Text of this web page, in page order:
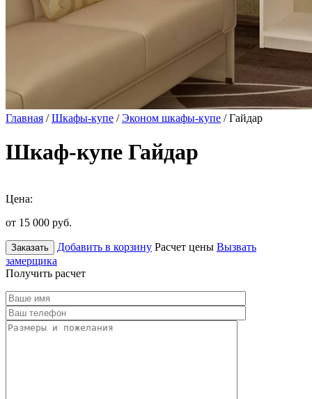
Главная /Шкафы-купе /Эконом шкафы-купе / Гайдар
Шкаф-купе Гайдар
Цена:
от 15 000 руб.
Заказать Добавить в корзину Расчет цены Вызвать
замерщика
Получить расчет